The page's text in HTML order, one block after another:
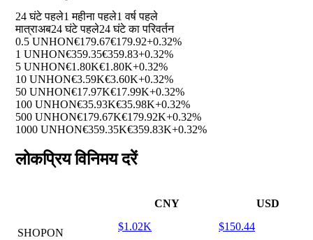
24 घंटे पहले1 महीना पहले1 वर्ष पहले
मात्राअब24 घंटे पहले24 घंटे का परिवर्तन
0.5 UNHON€179.67€179.92+0.32%
1 UNHON€359.35€359.83+0.32%
5 UNHON€1.80K€1.80K+0.32%
10 UNHON€3.59K€3.60K+0.32%
50 UNHON€17.97K€17.99K+0.32%
100 UNHON€35.93K€35.98K+0.32%
500 UNHON€179.67K€179.92K+0.32%
1000 UNHON€359.35K€359.83K+0.32%
लोकप्रिय विनिमय दरें
CNY USD
SHOPON
$1.02K $150.44